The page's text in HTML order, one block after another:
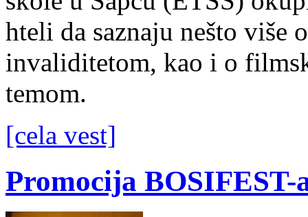
hteli da saznaju nešto više
invaliditetom, kao i o
temom.
[cela vest]
Promocija BOSIFEST-